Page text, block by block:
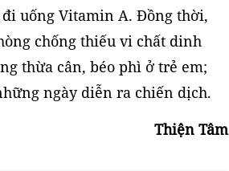
uống Vitamin A. Đồng thời,
chống thiếu vi chất dinh
thừa cân, béo phì ở trẻ em;
ngày diễn ra chiến dịch.
Thiện Tâm